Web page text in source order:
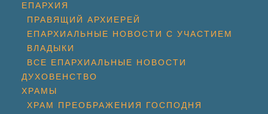
ЕПАРХИЯ
ПРАВЯЩИЙ АРХИЕРЕЙ
ЕПАРХИАЛЬНЫЕ НОВОСТИ С УЧАСТИЕМ
ВЛАДЫКИ
ВСЕ ЕПАРХИАЛЬНЫЕ НОВОСТИ
ДУХОВЕНСТВО
ХРАМЫ
ХРАМ ПРЕОБРАЖЕНИЯ ГОСПОДНЯ